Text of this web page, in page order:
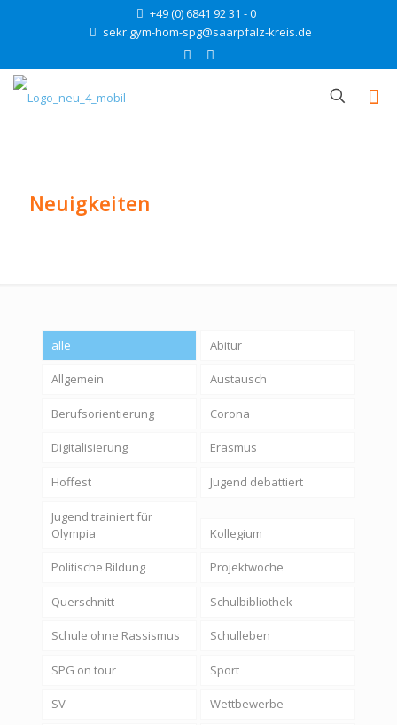
+49 (0) 6841 92 31 - 0
sekr.gym-hom-spg@saarpfalz-kreis.de
Neuigkeiten
alle Abitur
Allgemein Austausch
Berufsorientierung Corona
Digitalisierung Erasmus
Hoffest Jugend debattiert
Jugend trainiert für
Olympia
Kollegium
Politische Bildung Projektwoche
Querschnitt Schulbibliothek
Schule ohne Rassismus Schulleben
SPG on tour Sport
SV Wettbewerbe